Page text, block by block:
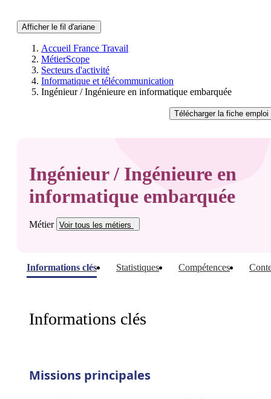
Afficher le fil d'ariane
Accueil France Travail
MétierScope
Secteurs d'activité
Informatique et télécommunication
Ingénieur / Ingénieure en informatique embarquée
Télécharger la fiche emploi
Ingénieur / Ingénieure en
informatique embarquée
Métier Voir tous les métiers
Informations clés Statistiques Compétences
Informations clés
Missions principales